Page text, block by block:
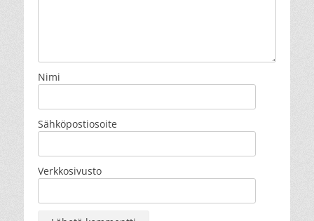
Nimi
Sähköpostiosoite
Verkkosivusto